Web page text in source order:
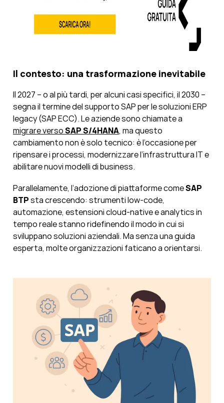
Il contesto: una trasformazione inevitabile
Il 2027 – o al più tardi, per alcuni casi specifici, il 2030 –
segna il termine del supporto SAP per le soluzioni ERP
legacy (SAP ECC). Le aziende sono chiamate a
migrare versoSAP S/4HANA, ma questo
cambiamento non è solo tecnico: è l’occasione per
ripensare i processi, modernizzare l’infrastruttura IT e
abilitare nuovi modelli di business.
Parallelamente, l’adozione di piattaforme comeSAP
BTPsta crescendo: strumenti low-code,
automazione, estensioni cloud-native e analytics in
tempo reale stanno ridefinendo il modo in cui si
sviluppano soluzioni aziendali. Ma senza una guida
esperta, molte organizzazioni faticano a orientarsi.